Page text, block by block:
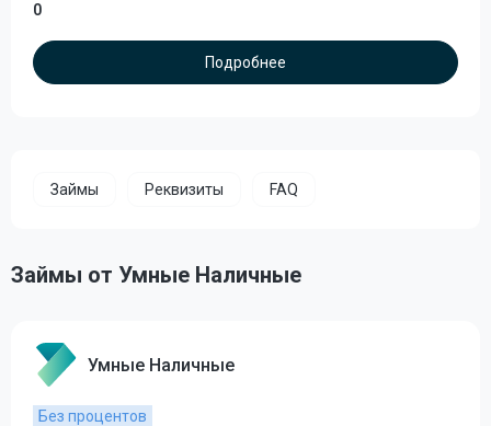
0
Подробнее
Займы Реквизиты FAQ
Займы от Умные Наличные
Умные Наличные
Без процентов